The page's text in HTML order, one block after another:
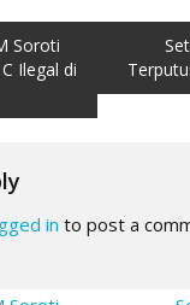
Soroti
Ilegal di
in to post a